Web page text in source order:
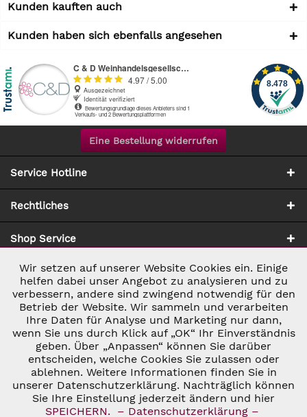
Kunden kauften auch
Kunden haben sich ebenfalls angesehen
Eine Bestellung widerrufen
Service Hotline
Rechtliches
Shop Service
Zahlung & Versand
* ALLE PREISE INKL. GESETZL. UMSATZSTEUER ZZGL.
VERSANDKOSTEN UND GGF. NACHNAHMEGEBÜHREN, WENN NICHT
ANDERS BESCHRIEBEN
© 2026 C&D WEINHANDEL - ALL RIGHTS RESERVED. THEME BY
Notwendig Aktiv
Marketing Inaktiv
Tracking Inaktiv
Personalisierung Inaktiv
Wir setzen auf unserer Website Cookies ein. Einige
helfen dabei unser Angebot zu analysieren und zu
verbessern, andere sind zwingend notwendig für den
Betrieb der Website. Wir sammeln und verarbeiten
Ihre Daten für Analyse und Marketing nur dann,
wenn Sie uns durch Klick auf „OK“ Ihr Einverständnis
geben. Über „Anpassen“ können Sie darüber
entscheiden, welche Cookies Sie zulassen oder
ablehnen. Weitere Informationen finden Sie in
unserer Datenschutzerklärung. Nachträglich können
Sie Ihre Einstellung jederzeit ändern und hier
SPEICHERN.
– Datenschutzerklärung –